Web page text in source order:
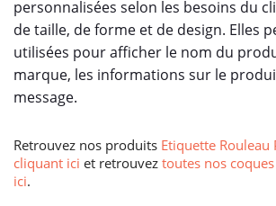
personnalisées selon les besoins du
de taille, de forme et de design. Elles
utilisées pour afficher le nom du
marque, les informations sur le
message.
Retrouvez nos produits Etiquette Rouleau
cliquant ici et retrouvez toutes nos
ici.